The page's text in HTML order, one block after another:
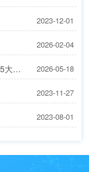
2023-12-01
2026-02-04
手持农业气象仪性价比之王，田间便携首选5大品牌 2026-05-18
2023-11-27
2023-08-01